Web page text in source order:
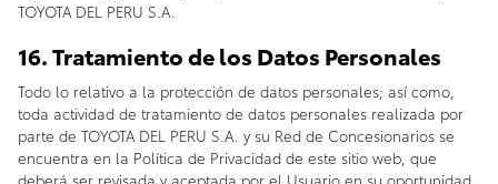
TOYOTA DEL PERU S.A.
16. Tratamiento de los Datos Personales
Todo lo relativo a la protección de datos personales; así como,
toda actividad de tratamiento de datos personales realizada por
parte de TOYOTA DEL PERU S.A. y su Red de Concesionarios se
encuentra en la Política de Privacidad de este sitio web, que
deberá ser revisada y aceptada por el Usuario en su oportunidad.